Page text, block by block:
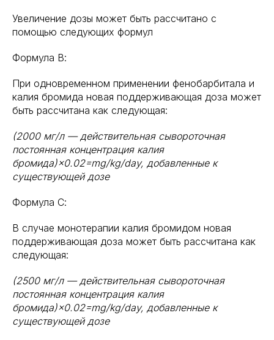
Увеличение дозы может быть рассчитано с
помощью следующих формул
Формула В:
При одновременном применении фенобарбитала и
калия бромида новая поддерживающая доза может
быть рассчитана как следующая:
(2000 мг/л — действительная сывороточная
постоянная концентрация калия
бромида)×0.02=mg/kg/day, добавленные к
существующей дозе
Формула С:
В случае монотерапии калия бромидом новая
поддерживающая доза может быть рассчитана как
следующая:
(2500 мг/л — действительная сывороточная
постоянная концентрация калия
бромида)×0.02=mg/kg/day, добавленные к
существующей дозе